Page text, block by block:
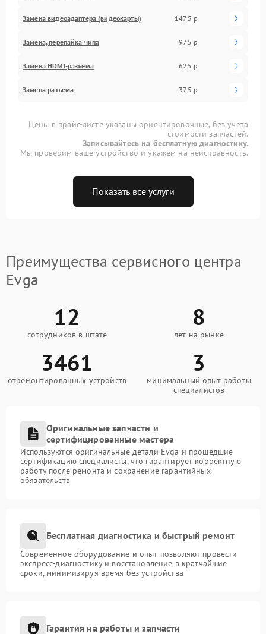
Замена видеоадаптера (видеокарты) 1475 р
Замена, перепайка чипа 975 р
Замена HDMI-разъема 625 р
Замена разъема 375 р
Цены в прайс-листе указаны ориентировочные, без учета
стоимости запчастей.
Записывайтесь на бесплатную диагностику.
Мы проверим ваше устройство и укажем на неисправность.
Показать все услуги
Преимущества сервисного центра
Evga
12
сотрудников в штате
8
лет на рынке
3461
отремонтированных устройств
3
минимальный опыт работы
специалистов
Оригинальные запчасти и
сертифицированные мастера
Используются оригинальные детали Evga и прошедшие
сертификацию специалисты, что гарантирует корректную
работу после ремонта и сохранение гарантийных
обязательств
Бесплатная диагностика и быстрый ремонт
Современное оборудование и опыт позволяют провести
экспресс-диагностику и восстановление в кратчайшие
сроки, минимизируя время без устройства
Гарантия на работы и запчасти